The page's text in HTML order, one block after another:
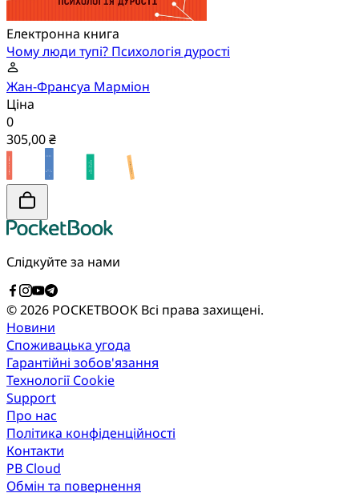
Електронна книга
Чому люди тупі? Психологія дурості
Жан-Франсуа Марміон
Ціна
0
305,00 ₴
Слідкуйте за нами
© 2026 POCKETBOOK Всі права захищені.
Новини
Споживацька угода
Гарантійні зобов'язання
Технології Cookie
Support
Про нас
Політика конфіденційності
Контакти
PB Cloud
Обмін та повернення